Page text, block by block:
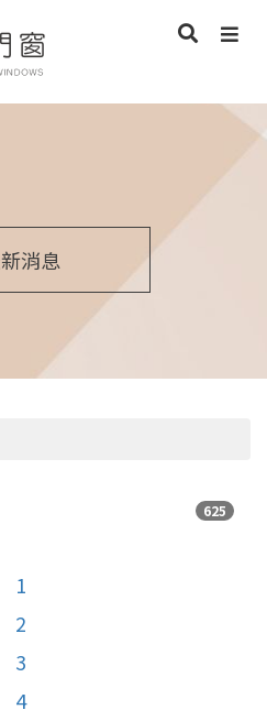
消息
625
1
2
3
4